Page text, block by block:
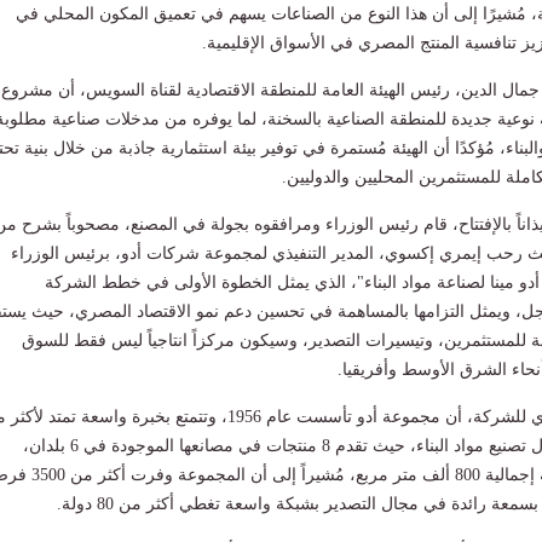
مُشيرًا إلى أن هذا النوع من الصناعات يسهم في تعميق المكون المحلي في
تنافسية المنتج المصري في الأسواق الإقليمية.
الدين، رئيس الهيئة العامة للمنطقة الاقتصادية لقناة السويس، أن مشروع
نوعية جديدة للمنطقة الصناعية بالسخنة، لما يوفره من مدخلات صناعية
مُؤكدًا أن الهيئة مُستمرة في توفير بيئة استثمارية جاذبة من خلال بنية
للمستثمرين المحليين والدوليين.
بالإفتتاح، قام رئيس الوزراء ومرافقوه بجولة في المصنع، مصحوباً بشرح
إيمري إكسوي، المدير التنفيذي لمجموعة شركات أدو، برئيس الوزراء
مينا لصناعة مواد البناء"، الذي يمثل الخطوة الأولى في خطط الشركة
ويمثل التزامها بالمساهمة في تحسين دعم نمو الاقتصاد المصري، حيث
للمستثمرين، وتيسيرات التصدير، وسيكون مركزاً انتاجياً ليس فقط للسوق
الشرق الأوسط وأفريقيا.
وأضاف المدير التنفيذي للشركة، أن مجموعة أدو تأسست عام 1956، وتتمتع بخبرة واسعة تمتد
خمسين عاماً في مجال تصنيع مواد البناء، حيث تقدم 8 منتجات في مصانعها الموجودة في 6 بلدان،
والممتدة على مساحة إجمالية 800 ألف متر مربع،
رائدة في مجال التصدير بشبكة واسعة تغطي أكثر من 80 دولة.